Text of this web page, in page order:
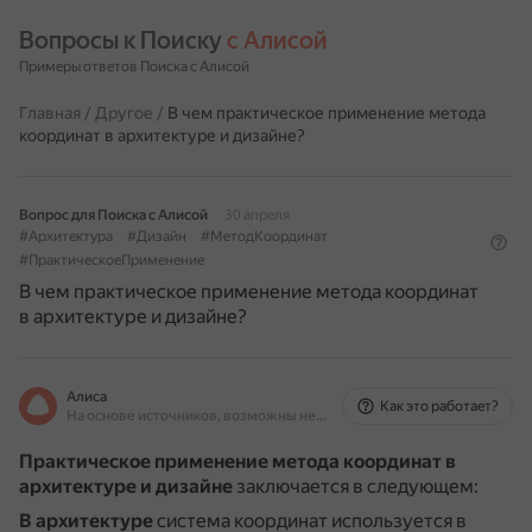
Вопросы к Поиску с Алисой
Примеры ответов Поиска с Алисой
Главная / Другое / В чем практическое применение метода
координат в архитектуре и дизайне?
Вопрос для Поиска с Алисой
30 апреля
#Архитектура
#Дизайн
#МетодКоординат
#ПрактическоеПрименение
В чем практическое применение метода координат
в архитектуре и дизайне?
Алиса
На основе источников, возможны неточности
Как это работает?
Практическое применение метода координат в
архитектуре и дизайне заключается в следующем:
В архитектуресистема координат используется в